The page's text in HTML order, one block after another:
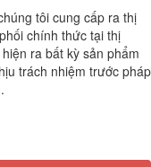
tôi cung cấp ra thị
chính thức tại thị
ra bất kỳ sản phẩm
trách nhiệm trước pháp